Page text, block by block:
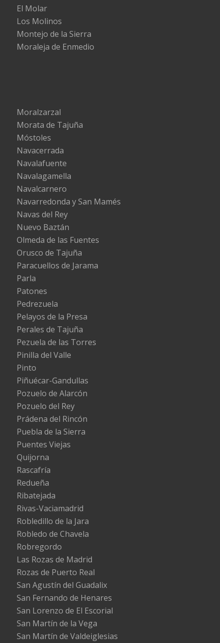
El Molar
Los Molinos
Montejo de la Sierra
Moraleja de Enmedio
Moralzarzal
Morata de Tajuña
Móstoles
Navacerrada
Navalafuente
Navalagamella
Navalcarnero
Navarredonda y San Mamés
Navas del Rey
Nuevo Baztán
Olmeda de las Fuentes
Orusco de Tajuña
Paracuellos de Jarama
Parla
Patones
Pedrezuela
Pelayos de la Presa
Perales de Tajuña
Pezuela de las Torres
Pinilla del Valle
Pinto
Piñuécar-Gandullas
Pozuelo de Alarcón
Pozuelo del Rey
Prádena del Rincón
Puebla de la Sierra
Puentes Viejas
Quijorna
Rascafría
Redueña
Ribatejada
Rivas-Vaciamadrid
Robledillo de la Jara
Robledo de Chavela
Robregordo
Las Rozas de Madrid
Rozas de Puerto Real
San Agustín del Guadalix
San Fernando de Henares
San Lorenzo de El Escorial
San Martín de la Vega
San Martín de Valdeiglesias